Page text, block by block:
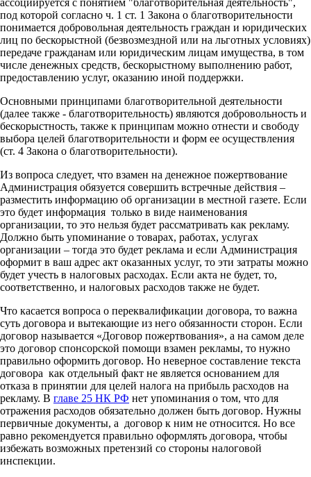
под которой согласно ч. 1 ст. 1 Закона о благотворительности
понимается добровольная деятельность граждан и юридических
лиц по бескорыстной (безвозмездной или на льготных условиях)
передаче гражданам или юридическим лицам имущества, в том
числе денежных средств, бескорыстному выполнению работ,
предоставлению услуг, оказанию иной поддержки.
Основными принципами благотворительной деятельности
(далее также - благотворительность) являются добровольность и
бескорыстность, также к принципам можно отнести и свободу
выбора целей благотворительности и форм ее осуществления
(ст. 4 Закона о благотворительности).
Из вопроса следует, что взамен на денежное пожертвование
Администрация обязуется совершить встречные действия –
разместить информацию об организации в местной газете. Если
это будет информация только в виде наименования
организации, то это нельзя будет рассматривать как рекламу.
Должно быть упоминание о товарах, работах, услугах
организации – тогда это будет реклама и если Администрация
оформит в ваш адрес акт оказанных услуг, то эти затраты можно
будет учесть в налоговых расходах. Если акта не будет, то,
соответственно, и налоговых расходов также не будет.
Что касается вопроса о переквалификации договора, то важна
суть договора и вытекающие из него обязанности сторон. Если
договор называется «Договор пожертвования», а на самом деле
это договор спонсорской помощи взамен рекламы, то нужно
правильно оформить договор. Но неверное составление текста
договора как отдельный факт не является основанием для
отказа в принятии для целей налога на прибыль расходов на
рекламу. В главе 25 НК РФ нет упоминания о том, что для
отражения расходов обязательно должен быть договор. Нужны
первичные документы, а договор к ним не относится. Но все
равно рекомендуется правильно оформлять договора, чтобы
избежать возможных претензий со стороны налоговой
инспекции.